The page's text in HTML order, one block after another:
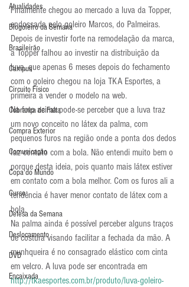
Atualidades
Blogoleiro da Semana
Brasileirão
Campus
Circuito Físico
Cobrança de Falta
Compra Exterior
Comunicação
Copa do Mundo
Curso
Defesa da Semana
Deslocamento
DVD
Encaixada
Finalmente chegou ao mercado a luva da Topper,
endossada pelo goleiro Marcos, do Palmeiras.
Depois de investir forte na remodelação da marca,
a Topper falhou ao investir na distribuição da
luva, que apenas 6 meses depois do fechamento
com o goleiro chegou na loja TKA Esportes, a
primeira a vender o modelo na web.
Na foto acima pode-se perceber que a luva traz
um novo conceito no látex da palma, com
pequenos furos na região onde a ponta dos dedos
faz contato com a bola. Não entendi muito bem o
porque desta ideia, pois quanto mais látex estiver
em contato com a bola melhor. Com os furos ali a
tendência é haver menor contato de látex com a
bola.
Na palma ainda é possível perceber alguns traços
de costura visando facilitar a fechada da mão. A
munhqueira é no consagrado elástico com cinta
em velcro. A luva pode ser encontrada em
http://tkaesportes.com.br/produto/luva-goleiro-